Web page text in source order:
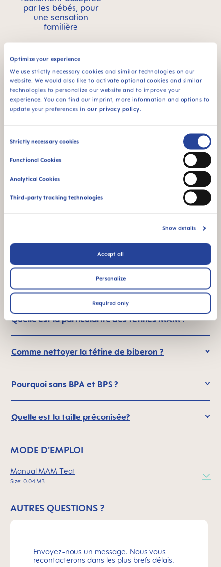
Optimize your experience
We use strictly necessary cookies and similar technologies on our
website. We would also like to activate optional cookies and similar
technologies to personalize our website and to improve your
experience. You can find our imprint, more information and options to
update your preferences in our privacy policy.
Consent
Strictly necessary cookies
Functional Cookies
Analytical Cookies
Third-party tracking technologies
Show details
Accept all
Personalize
Required only
par les bébés, pour
une sensation
familière
Débit 3 : idéal pour le
lait maternel et le lait
¹ Étude de marché 2009-2023, tests réalisés auprès de 1,808
Quelle est la différence entre une téterelle
en silicone standard et une téterelle MAM
SkinSoft™?
Quelle est la particularité des tétines MAM ?
Comme nettoyer la tétine de biberon ?
Pourquoi sans BPA et BPS ?
Quelle est la taille préconisée?
MODE D'EMPLOI
Manual MAM Teat
Size: 0.04 MB
AUTRES QUESTIONS ?
Envoyez-nous un message. Nous vous
recontacterons dans les plus brefs délais.